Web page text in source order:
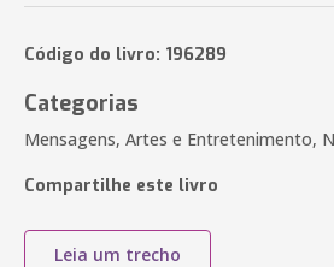
Código do livro: 196289
Categorias
Mensagens, Artes e Entretenimento,
Compartilhe este livro
Leia um trecho